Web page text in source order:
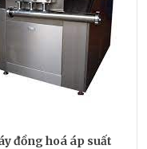
đồng hoá áp suất